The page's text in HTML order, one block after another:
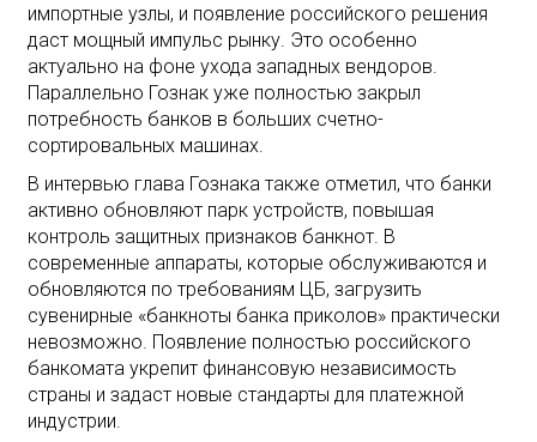
импортные узлы, и появление российского решения
даст мощный импульс рынку. Это особенно
актуально на фоне ухода западных вендоров.
Параллельно Гознак уже полностью закрыл
потребность банков в больших счетно-
сортировальных машинах.
В интервью глава Гознака также отметил, что банки
активно обновляют парк устройств, повышая
контроль защитных признаков банкнот. В
современные аппараты, которые обслуживаются и
обновляются по требованиям ЦБ, загрузить
сувенирные «банкноты банка приколов» практически
невозможно. Появление полностью российского
банкомата укрепит финансовую независимость
страны и задаст новые стандарты для платежной
индустрии.